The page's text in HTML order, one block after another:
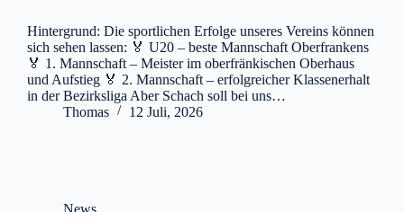
Hintergrund: Die sportlichen Erfolge unseres Vereins können
sich sehen lassen: 🏅 U20 – beste Mannschaft Oberfrankens
🏅 1. Mannschaft – Meister im oberfränkischen Oberhaus
und Aufstieg 🏅 2. Mannschaft – erfolgreicher Klassenerhalt
in der Bezirksliga Aber Schach soll bei uns…
Thomas
12 Juli, 2026
News